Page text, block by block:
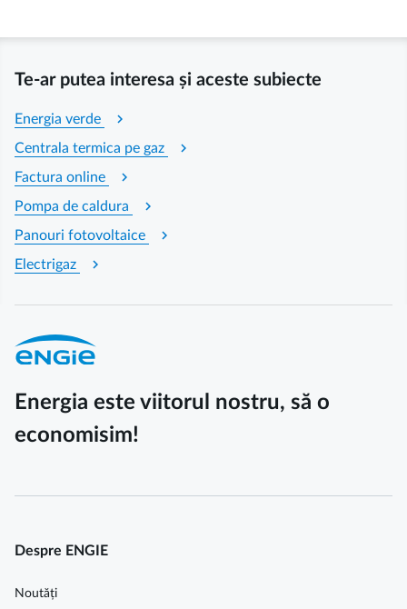
Te-ar putea interesa și aceste subiecte
Energia verde chevron_right
Centrala termica pe gaz chevron_right
Factura online chevron_right
Pompa de caldura chevron_right
Panouri fotovoltaice chevron_right
Electrigaz chevron_right
Energia este viitorul nostru, să o
economisim!
Despre ENGIE
Noutăți